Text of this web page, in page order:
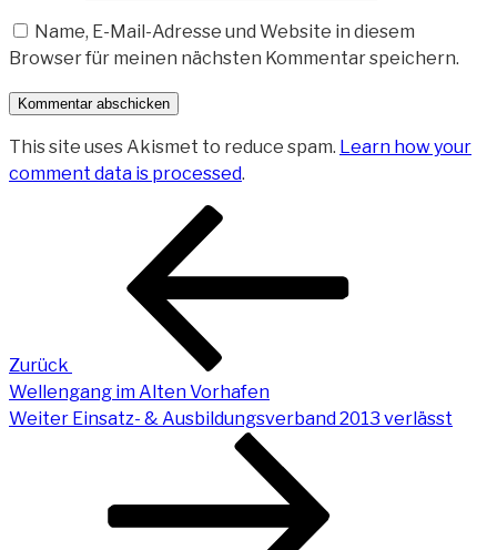
Name, E-Mail-Adresse und Website in diesem
Browser für meinen nächsten Kommentar speichern.
This site uses Akismet to reduce spam. Learn how your
comment data is processed.
Beitragsnavigation
Zurück
Wellengang im Alten Vorhafen
Nächster
Weiter Einsatz- & Ausbildungsverband 2013 verlässt